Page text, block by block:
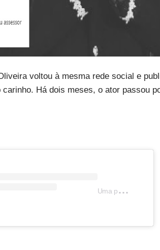
voltou à mesma rede social e
Há dois meses, o ator passou
U
ma publicação compartilhada por Marcos Oliveira (@marcosoliveiraator)